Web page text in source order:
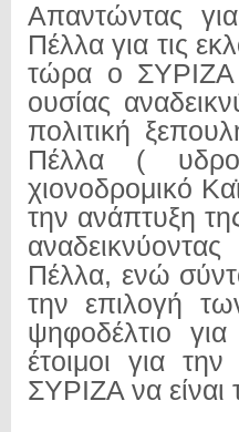
Απαντώντας
Πέλλα για τις
τώρα ο ΣΥΡΙΖΑ
ουσίας
πολιτική
Πέλλα (
χιονοδρομικό
την ανάπτυξη
Πέλλα, ενώ
την επιλογή
ψηφοδέλτιο
έτοιμοι για
ΣΥΡΙΖΑ να